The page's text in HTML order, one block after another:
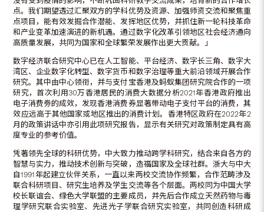
点。我们期望透过汇聚双方的学科优势及资源、加强师资交流和聚焦重
点项目，能有效发掘合作潜能、发挥地区优势，并抓住新一轮科技革命
和产业变革加速演进的新机遇。通过数字化改革引领地区社会经济通向
高质量发展，共同为国家和全球繁荣发展作出更大贡献。」
数字经济联合研究中心已在人工智能、平台经济、数字长三角、数字大
湾区、企业数字化转型、数字货币和数字治理等重大前沿领域开展合作
研究。其中由中心领衔，并与支付宝香港及蚂蚁集团研究院合作的一项
研究，首次利用30万香港居民的消费大数据分析2021年香港政府推出
电子消费劵的成效，发现香港消费券显著带动电子支付平台的消费，其
效应远高于其他国家或地区推出的消费计划。香港特区政府在2022年2
月的政策讲话中亦引用此项研究报告，显示有关研究对政策制定具有高
度专业的参考价值。
凭著领先全球的科研优势，中大致力推动跨学科研究，结合来自各方的
智慧与实力，推动技术创新与突破，造福国家及全球社群。浙大与中大
自1991年起建立伙伴关系，一直以来两校交流协作频繁，合作范畴涉及
联合科研项目、研究生培养及学生交流等各个层面。两校同为中国大学
校长联谊会、绿色大学联盟的主要成员，并先后合作成立天然药物与毒
理学研究联合实验室、先进光子学联合研究实验室，共同创造科研成